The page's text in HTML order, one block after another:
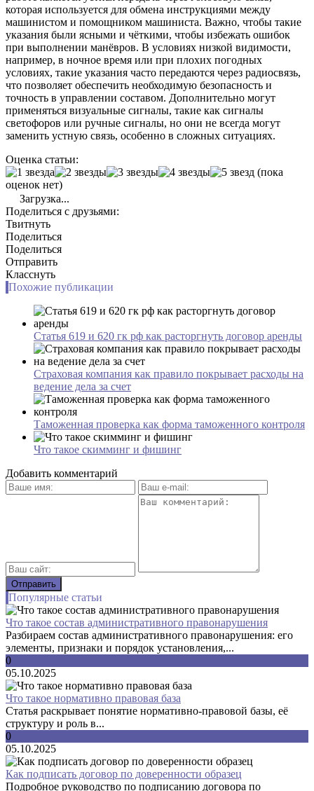
которая используется для обмена инструкциями между
машинистом и помощником машиниста. Важно, чтобы такие
указания были ясными и чёткими, чтобы избежать ошибок
при выполнении манёвров. В условиях низкой видимости,
например, в ночное время или при плохих погодных
условиях, такие указания часто передаются через радиосвязь,
что позволяет обеспечить необходимую безопасность и
точность в управлении составом. Дополнительно могут
применяться визуальные сигналы, такие как сигналы
светофоров или ручные сигналы, но они не всегда могут
заменить устную связь, особенно в сложных ситуациях.
Оценка статьи:
(пока
оценок нет)
Загрузка...
Поделиться с друзьями:
Твитнуть
Поделиться
Поделиться
Отправить
Класснуть
Похожие публикации
Статья 619 и 620 гк рф как расторгнуть договор аренды
Страховая компания как правило покрывает расходы на
ведение дела за счет
Таможенная проверка как форма таможенного контроля
Что такое скимминг и фишинг
Добавить комментарий
Популярные статьи
Что такое состав административного правонарушения
Разбираем состав административного правонарушения: его
элементы, признаки и порядок установления,...
0
05.10.2025
Что такое нормативно правовая база
Статья раскрывает понятие нормативно-правовой базы, её
структуру и роль в...
0
05.10.2025
Как подписать договор по доверенности образец
Подробное руководство по подписанию договора по